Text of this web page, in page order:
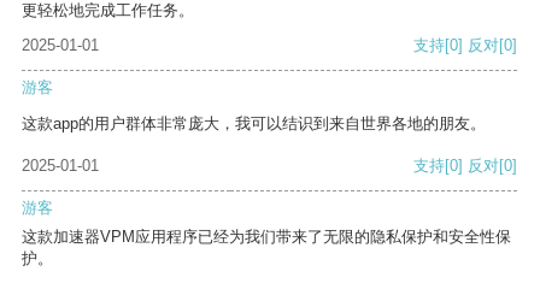
更轻松地完成工作任务。
2025-01-01
支持[0] 反对[0]
游客
这款app的用户群体非常庞大，我可以结识到来自世界各地的朋友。
2025-01-01 支持[0] 反对[0]
游客
这款加速器VPM应用程序已经为我们带来了无限的隐私保护和安全性保
护。